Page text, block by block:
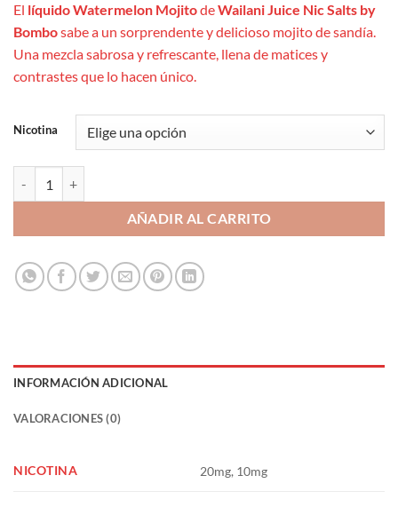
desde
6,80 €
hasta
7,40 €
El líquido Watermelon MojitodeWailani Juice Nic Salts by
Bombosabe a un sorprendente y delicioso mojito de sandía.
Una mezcla sabrosa y refrescante, llena de matices y
contrastes que lo hacen único.
Nicotina
AÑADIR AL CARRITO
INFORMACIÓN ADICIONAL
VALORACIONES (0)
NICOTINA 20mg, 10mg